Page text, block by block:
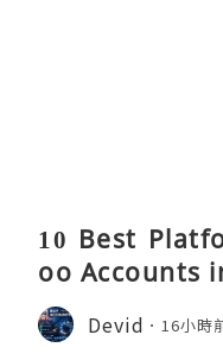
10 Best
oo Accounts
Devid 16小時